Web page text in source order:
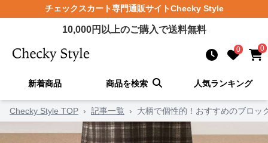
チェックスカート専門通販サイトChecky Style
10,000円以上のご購入で送料無料
0 0
新着商品 商品を検索 人気ランキング
Checky Style TOP › 記事一覧 › 大柄で個性的！おすすめのブロッ